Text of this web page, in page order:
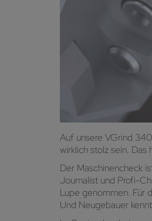
Auf unsere VGrind
wirklich stolz sein.
Der Maschinencheck
Journalist und Profi-
Lupe genommen. Für
Und Neugebauer